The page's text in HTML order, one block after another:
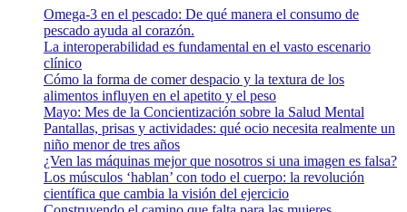
Omega-3 en el pescado: De qué manera el consumo de
pescado ayuda al corazón.
La interoperabilidad es fundamental en el vasto escenario
clínico
Cómo la forma de comer despacio y la textura de los
alimentos influyen en el apetito y el peso
Mayo: Mes de la Concientización sobre la Salud Mental
Pantallas, prisas y actividades: qué ocio necesita realmente un
niño menor de tres años
¿Ven las máquinas mejor que nosotros si una imagen es falsa?
Los músculos ‘hablan’ con todo el cuerpo: la revolución
científica que cambia la visión del ejercicio